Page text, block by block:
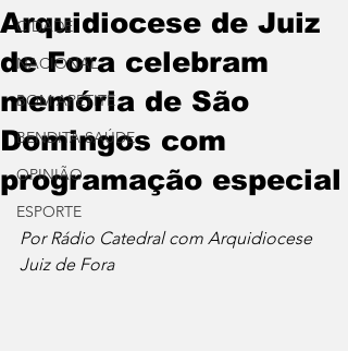
CIDADE
NACIONAL
BOM APETITE
BENDITA SAÚDE
OPINIÃO
ESPORTE
Arquidiocese de Juiz
de Fora celebram
memória de São
Domingos com
programação especial
Por Rádio Catedral com Arquidiocese
Juiz de Fora